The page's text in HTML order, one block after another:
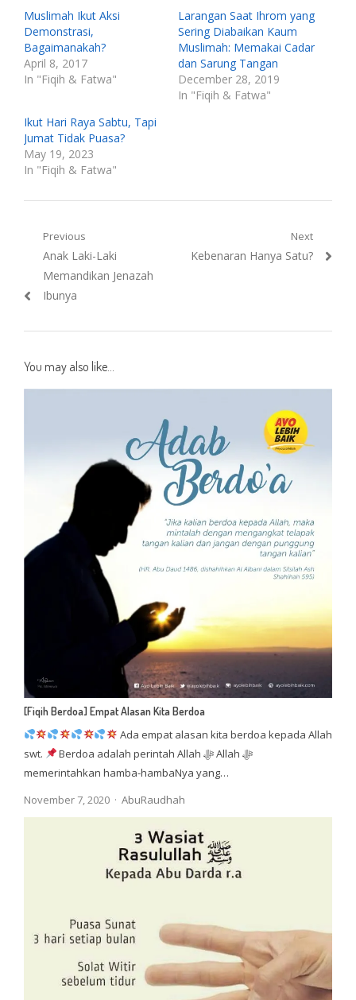
Muslimah Ikut Aksi
Demonstrasi,
Bagaimanakah?
April 8, 2017
In "Fiqih & Fatwa"
Larangan Saat Ihrom yang
Sering Diabaikan Kaum
Muslimah: Memakai Cadar
dan Sarung Tangan
December 28, 2019
In "Fiqih & Fatwa"
Ikut Hari Raya Sabtu, Tapi
Jumat Tidak Puasa?
May 19, 2023
In "Fiqih & Fatwa"
Post
navigation
Previous
Previous
post:
Anak Laki-Laki
Memandikan Jenazah
Ibunya
Next
Next
Kebenaran Hanya Satu?
You may also like...
[Fiqih Berdoa] Empat Alasan Kita Berdoa
Ada empat alasan kita berdoa kepada Allah
swt.
Berdoa adalah perintah Allah ﷻ Allah ﷻ
memerintahkan hamba-hambaNya yang…
November 7, 2020
Author
AbuRaudhah